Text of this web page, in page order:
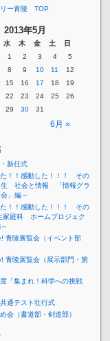
リー青陵 TOP
2013年5月
水 木 金 土 日
6月 »
1 2 3 4
5
8 9 10 11
12
15 16 17 18
19
22 23 24 25
26
29 30 31
新任式
！！感動した！！！ その
社会と情報 「情報グラ
」編～
！！感動した！！！ その
家庭科 ホームプロジェク
青陵展覧会（イベント部
青陵展覧会（展示部門・第
「集まれ！科学への挑戦
通テスト壮行式
会（書道部・剣道部）